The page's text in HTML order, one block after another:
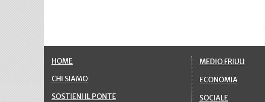
HOME
CHI SIAMO
SOSTIENI IL PONTE
MEDIO FRIULI
ECONOMIA
SOCIALE